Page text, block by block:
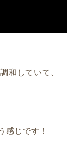
和していて、
感じです！